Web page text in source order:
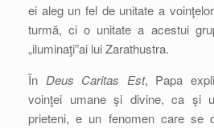
ei aleg un fel de unitate a
turmă, ci o unitate a acestui
„iluminaţi”ai lui Zarathustra.
În Deus Caritas Est, Papa
voinţei umane şi divine, ca şi
prieteni, e un fenomen care se